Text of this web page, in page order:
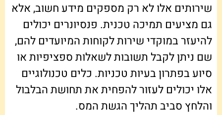
שירותים אלו לא רק מספקים מידע חשוב, אלא
גם מציעים תמיכה טכנית. פנסיונרים יכולים
להיעזר במוקדי שירות לקוחות המיועדים להם,
שם ניתן לקבל תשובות לשאלות ספציפיות או
סיוע בפתרון בעיות טכניות. כלים טכנולוגיים
אלו יכולים לעזור להפחית את תחושת הבלבול
והלחץ סביב תהליך הגשת המס.